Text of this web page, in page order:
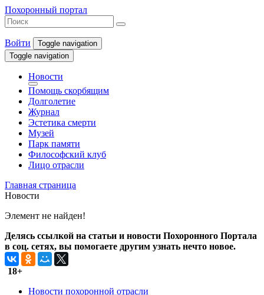
Похоронный портал
Войти
Toggle navigation
Toggle navigation
Новости
Помощь скорбящим
Долголетие
Журнал
Эстетика смерти
Музей
Парк памяти
Философский клуб
Лицо отрасли
Главная страница
Новости
Элемент не найден!
Делясь ссылкой на статьи и новости Похоронного Портала
в соц. сетях, вы помогаете другим узнать нечто новое.
18+
Новости похоронной отрасли